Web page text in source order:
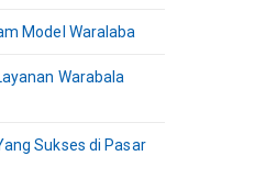
Model Waralaba
Warabala
Sukses di Pasar